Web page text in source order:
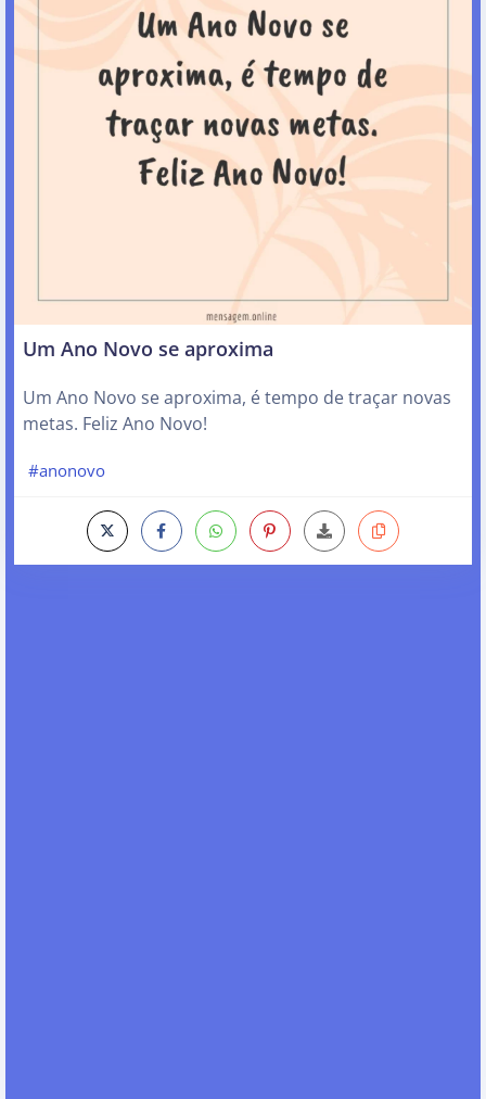
Um Ano Novo se aproxima
Um Ano Novo se aproxima, é tempo de traçar novas
metas. Feliz Ano Novo!
#anonovo